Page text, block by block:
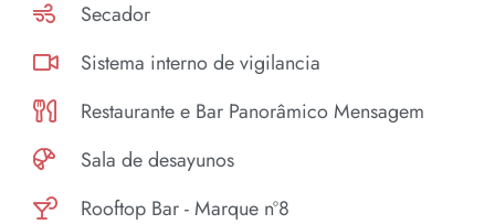
Secador
Sistema interno de vigilancia
Restaurante e Bar Panorâmico Mensagem
Sala de desayunos
Rooftop Bar - Marque nº8